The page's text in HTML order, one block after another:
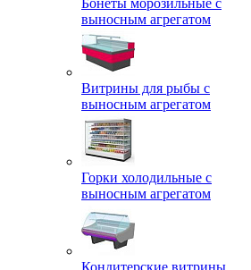
выносным агрегатом
Витрины для рыбы с
выносным агрегатом
Горки холодильные с
выносным агрегатом
Кондитерские витрины